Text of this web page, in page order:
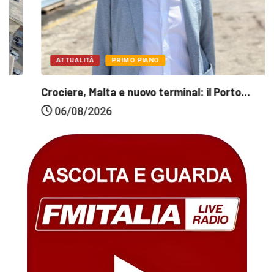
ATTUALITÀ PRIMO PIANO
Crociere, Malta e nuovo terminal: il Porto...
06/08/2026